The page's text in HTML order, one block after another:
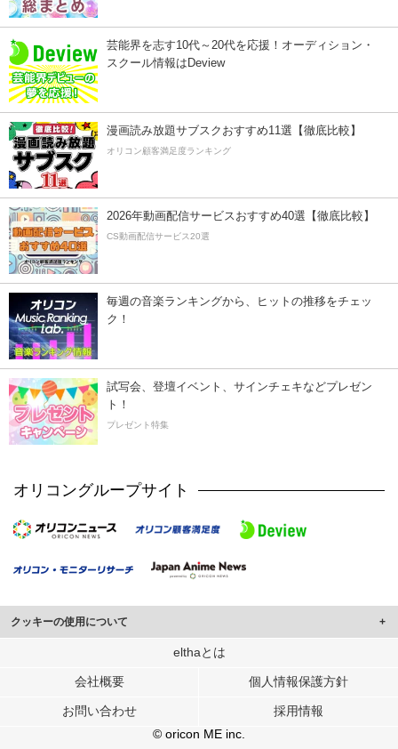
芸能界を志す10代～20代を応援！オーディション・
スクール情報はDeview
漫画読み放題サブスクおすすめ11選【徹底比較】
オリコン顧客満足度ランキング
2026年動画配信サービスおすすめ40選【徹底比較】
CS動画配信サービス20選
毎週の音楽ランキングから、ヒットの推移をチェッ
ク！
試写会、登壇イベント、サインチェキなどプレゼン
ト！
プレゼント特集
オリコングループサイト
クッキーの使用について
このサイトでは Cookie を使用して、ユーザーに合わせたコンテンツや広告の
行っています。
メディアや広告配信、データ解析の各パートナーに提供しています。
各パートナーは、この情報とユーザーが各パートナーに提供した他の情報や、
ユーザーが各パートナーのサービスを使用したときに収集した他の情報を組み
elthaとは
会社概要 個人情報保護方針
お問い合わせ
採用情報
© oricon ME inc.